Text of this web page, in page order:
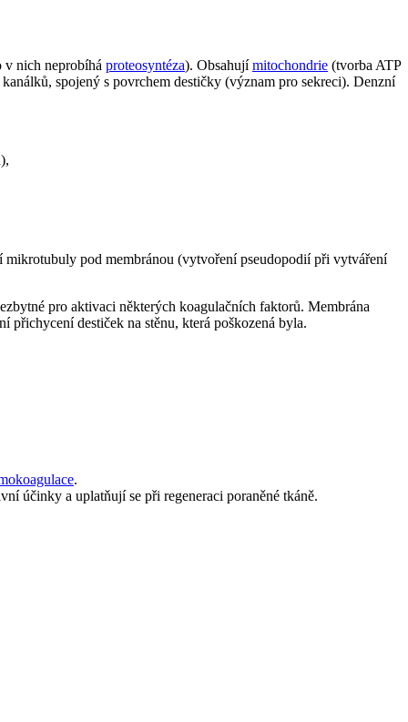
v nich neprobíhá proteosyntéza). Obsahujímitochondrie (tvorba ATP
spojený s povrchem destičky (význam pro sekreci). Denzní
pod membránou (vytvoření pseudopodií při vytváření
pro aktivaci některých koagulačních faktorů. Membrána
přichycení destiček na stěnu, která poškozená byla.
.
účinky a uplatňují se při regeneraci poraněné tkáně.